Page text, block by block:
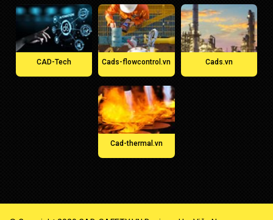
CAD-Tech Cads-flowcontrol.vn Cads.vn
Cad-thermal.vn